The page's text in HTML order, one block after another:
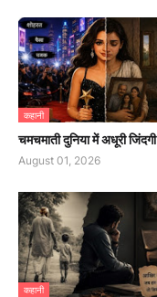
कहानी
चमचमाती दुनिया में अधूरी जिंदगी
August 01, 2026
कहानी